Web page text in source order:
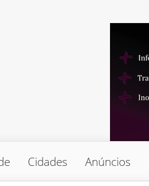
Cidades Anúncios